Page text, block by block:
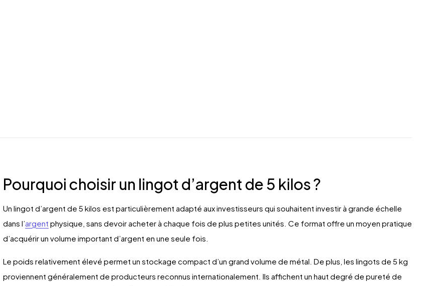
Pourquoi choisir un lingot d’argent de 5 kilos ?
Un lingot d’argent de 5 kilos est particulièrement adapté aux investisseurs qui souhaitent investir à grande échelle
dans l’argent physique, sans devoir acheter à chaque fois de plus petites unités. Ce format offre un moyen pratique
d’acquérir un volume important d’argent en une seule fois.
Le poids relativement élevé permet un stockage compact d’un grand volume de métal. De plus, les lingots de 5 kg
proviennent généralement de producteurs reconnus internationalement. Ils affichent un haut degré de pureté de